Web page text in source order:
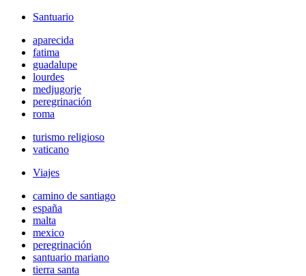
Santuario
aparecida
fatima
guadalupe
lourdes
medjugorje
peregrinación
roma
turismo religioso
vaticano
Viajes
camino de santiago
españa
malta
mexico
peregrinación
santuario mariano
tierra santa